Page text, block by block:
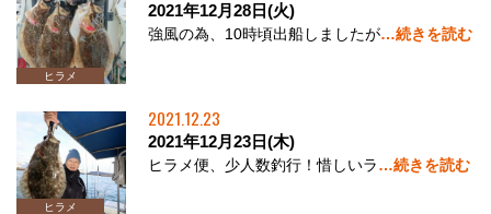
ヒラメ
2021年12月28日(火)
強風の為、10時頃出船しましたが…続きを読む
ヒラメ
2021.12.23
2021年12月23日(木)
ヒラメ便、少人数釣行！惜しいラ…続きを読む